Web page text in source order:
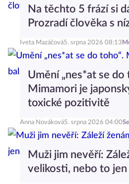
Na těchto 5 frází si
Prozradí člověka s
Iveta Mazáčová5. srpna 2026 08:13
Umění „nes*at se do
Mimamori je
toxické pozitivitě
Anna Nováková5. srpna 2026 04:00
Muži jim nevěří:
velikosti, nebo to jen